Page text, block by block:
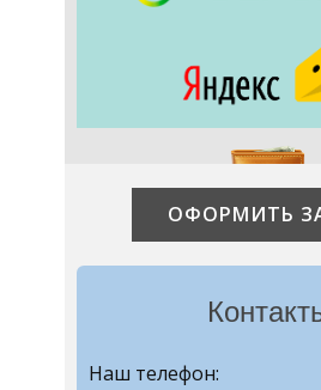
ОФОРМИТЬ
Наш телефон: